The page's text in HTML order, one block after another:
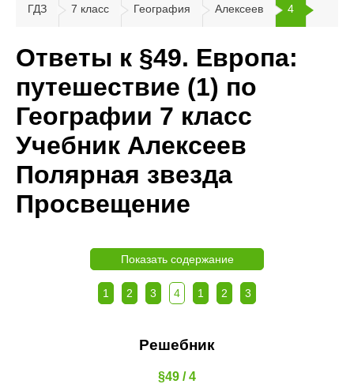
ГДЗ 7 класс География Алексеев 4
Ответы к §49. Европа:
путешествие (1) по
Географии 7 класс
Учебник Алексеев
Полярная звезда
Просвещение
Показать содержание
1 2 3 4 1 2 3
Решебник
§49 / 4